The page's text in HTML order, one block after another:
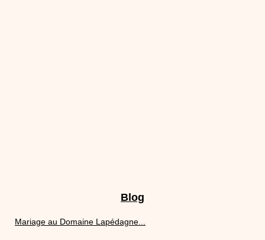
Blog
Mariage au Domaine Lapédagne...